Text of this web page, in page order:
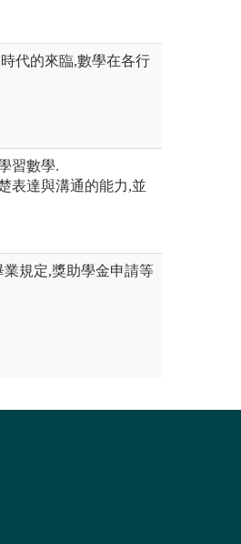
代的來臨,數學在各行
習數學.
表達與溝通的能力,並
規定,獎助學金申請等